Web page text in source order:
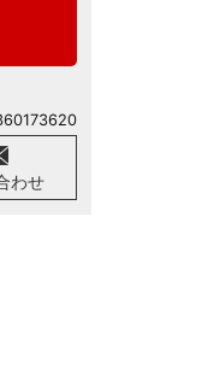
わせ